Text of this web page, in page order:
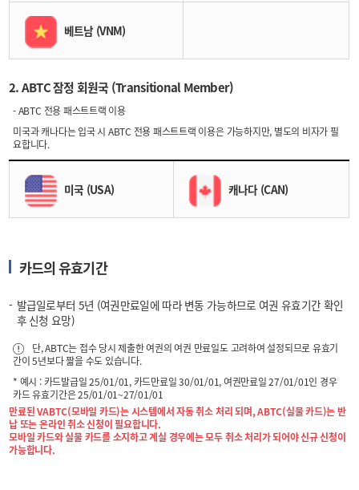
베트남 (VNM)
2. ABTC 잠정 회원국 (Transitional Member)
- ABTC 전용 패스트트랙 이용
미국과 캐나다는 입국 시 ABTC 전용 패스트트랙 이용은 가능하지만, 별도의 비자가 필
요합니다.
미국 (USA) 캐나다 (CAN)
카드의 유효기간
발급일로부터 5년 (여권만료일에 따라 변동 가능하므로 여권 유효기간 확인
후 신청 요망)
단, ABTC는 접수 당시 제출한 여권의 여권 만료일도 고려하여 설정되므로 유효기
간이 5년보다 짧을 수도 있습니다.
* 예시 : 카드발급일 25/01/01, 카드만료일 30/01/01, 여권만료일 27/01/01인 경우
카드 유효기간은 25/01/01~27/01/01
만료된 VABTC(모바일 카드)는 시스템에서 자동 취소 처리 되며, ABTC(실물 카드)는 반
납 또는 온라인 취소 신청이 필요합니다.
모바일 카드와 실물 카드를 소지하고 계실 경우에는 모두 취소 처리가 되어야 신규 신청이
가능합니다.